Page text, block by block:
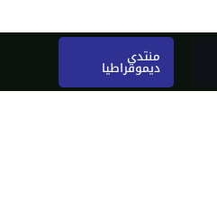
منتدى
ديموقراطيا